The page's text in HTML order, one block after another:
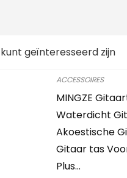
geïnteresseerd zijn
ACCESSOIRES
MINGZE
Waterdicht
Akoestische
Gitaar tas
Plus…